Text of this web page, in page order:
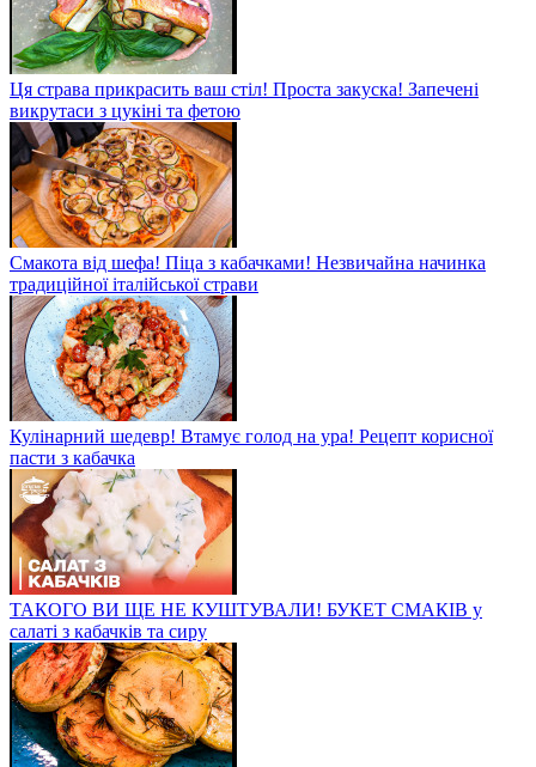
Ця страва прикрасить ваш стіл! Проста закуска! Запечені
викрутаси з цукіні та фетою
Смакота від шефа! Піца з кабачками! Незвичайна начинка
традиційної італійської страви
Кулінарний шедевр! Втамує голод на ура! Рецепт корисної
пасти з кабачка
ТАКОГО ВИ ЩЕ НЕ КУШТУВАЛИ! БУКЕТ СМАКІВ у
салаті з кабачків та сиру